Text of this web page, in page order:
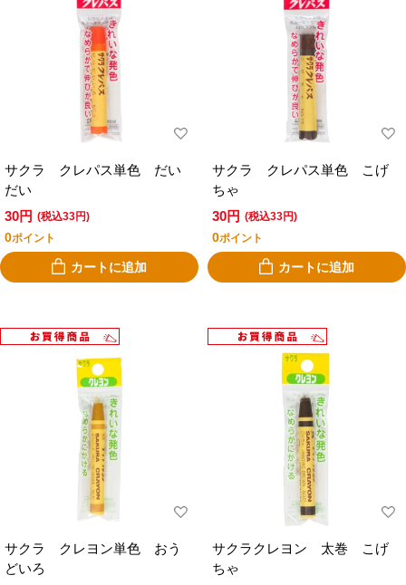
サクラ クレパス単色 だい
だい
30円 (税込33円)
0ポイント
カートに追加
サクラ クレパス単色 こげ
ちゃ
30円 (税込33円)
0ポイント
カートに追加
サクラ クレヨン単色 おう
どいろ
サクラクレヨン 太巻 こげ
ちゃ